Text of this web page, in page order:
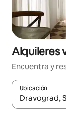
Alquileres
Encuentra y
Ubicación
Cuando los